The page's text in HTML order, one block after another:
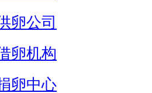
卵公司
卵机构
卵中心